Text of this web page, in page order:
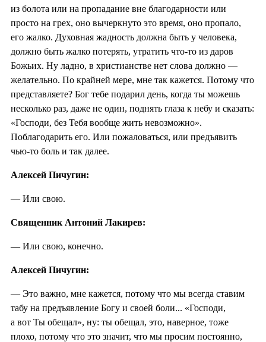
из болота или на пропадание вне благодарности или
просто на грех, оно вычеркнуто это время, оно пропало,
его жалко. Духовная жадность должна быть у человека,
должно быть жалко потерять, утратить что-то из даров
Божьих. Ну ладно, в христианстве нет слова должно —
желательно. По крайней мере, мне так кажется. Потому что
представляете? Бог тебе подарил день, когда ты можешь
несколько раз, даже не один, поднять глаза к небу и сказать:
«Господи, без Тебя вообще жить невозможно».
Поблагодарить его. Или пожаловаться, или предъявить
чью-то боль и так далее.
Алексей Пичугин:
— Или свою.
Священник Антоний Лакирев:
— Или свою, конечно.
Алексей Пичугин:
— Это важно, мне кажется, потому что мы всегда ставим
табу на предъявление Богу и своей боли... «Господи,
а вот Ты обещал», ну: ты обещал, это, наверное, тоже
плохо, потому что это значит, что мы просим постоянно,